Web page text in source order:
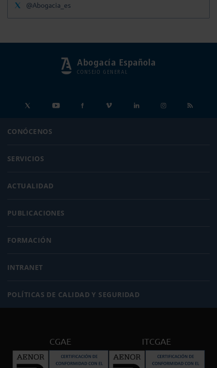
@Abogacia_es
Abogacía Española
CONSEJO GENERAL
CONÓCENOS
SERVICIOS
ACTUALIDAD
PUBLICACIONES
FORMACIÓN
INTRANET
POLÍTICAS DE CALIDAD Y SEGURIDAD
CGAE ITCGAE